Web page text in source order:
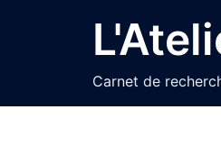
Carnet de